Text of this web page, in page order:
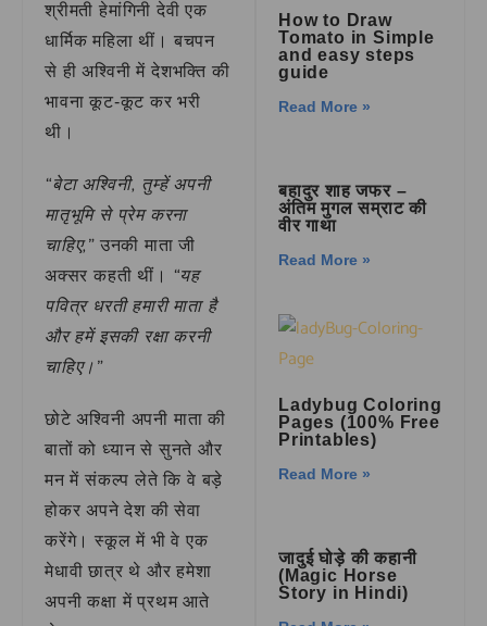
श्रीमती हेमांगिनी देवी एक
धार्मिक महिला थीं। बचपन
से ही अश्विनी में देशभक्ति की
भावना कूट-कूट कर भरी
थी।
“बेटा अश्विनी, तुम्हें अपनी
मातृभूमि से प्रेम करना
चाहिए,” उनकी माता जी
अक्सर कहती थीं।
“यह
पवित्र धरती हमारी माता है
और हमें इसकी रक्षा करनी
चाहिए।”
छोटे अश्विनी अपनी माता की
बातों को ध्यान से सुनते और
मन में संकल्प लेते कि वे बड़े
होकर अपने देश की सेवा
करेंगे। स्कूल में भी वे एक
मेधावी छात्र थे और हमेशा
अपनी कक्षा में प्रथम आते
How to Draw
Tomato in Simple
and easy steps
guide
Read More »
बहादुर शाह जफर –
अंतिम मुगल सम्राट की
वीर गाथा
Read More »
Ladybug Coloring
Pages (100% Free
Printables)
Read More »
जादुई घोड़े की कहानी
(Magic Horse
Story in Hindi)